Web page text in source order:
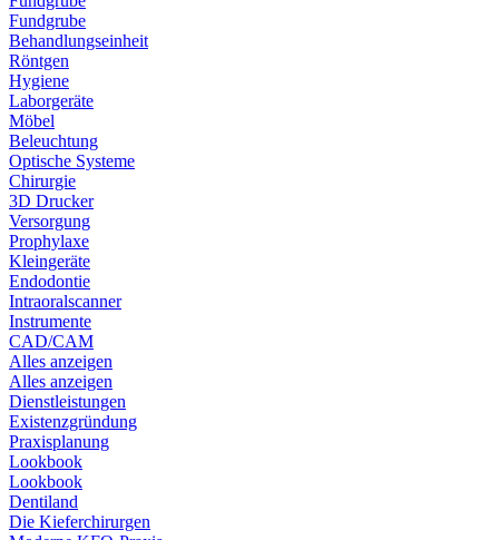
Fundgrube
Behandlungseinheit
Röntgen
Hygiene
Laborgeräte
Möbel
Beleuchtung
Optische Systeme
Chirurgie
3D Drucker
Versorgung
Prophylaxe
Kleingeräte
Endodontie
Intraoralscanner
Instrumente
CAD/CAM
Alles anzeigen
Alles anzeigen
Dienstleistungen
Existenzgründung
Praxisplanung
Lookbook
Lookbook
Dentiland
Die Kieferchirurgen